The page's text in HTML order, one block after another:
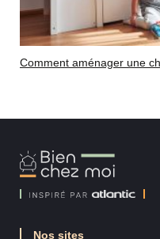
Comment aménager une
Bien
Chez
Nos sites